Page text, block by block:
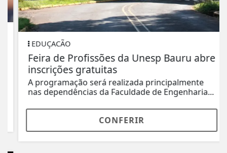
EDUÇACÃO
Feira de Profissões da Unesp Bauru abre
inscrições gratuitas
A programação será realizada principalmente
nas dependências da Faculdade de Engenharia...
CONFERIR